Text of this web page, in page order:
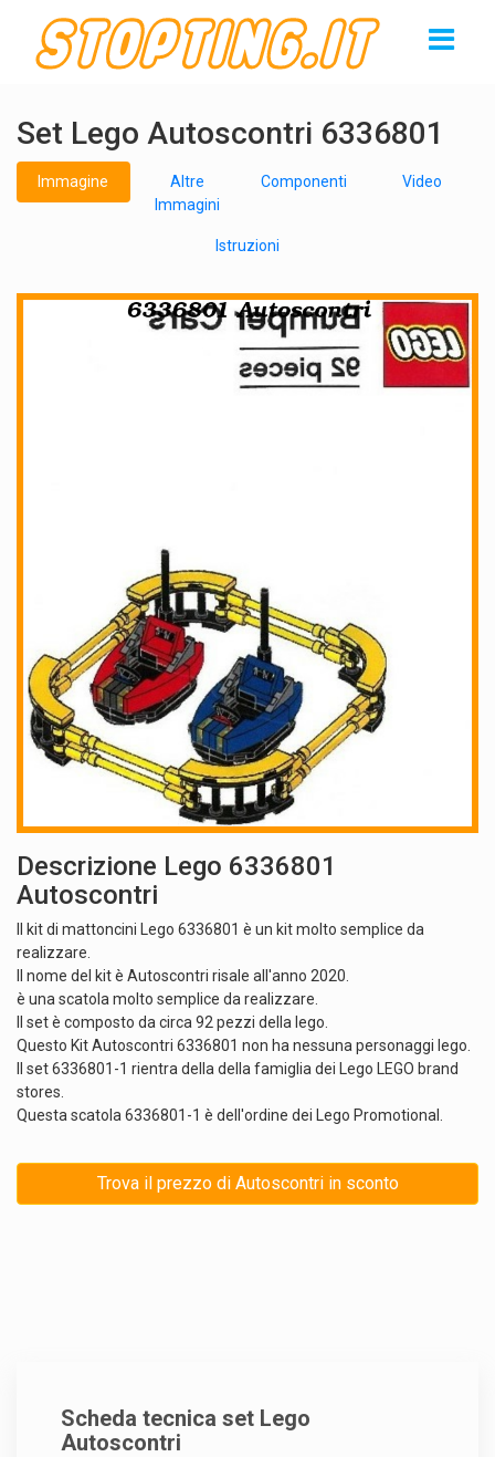
Set Lego Autoscontri 6336801
Immagine
Altre
Immagini
Componenti Video
Istruzioni
Descrizione Lego 6336801
Autoscontri
Il kit di mattoncini Lego 6336801 è un kit molto semplice da
realizzare.
Il nome del kit è Autoscontri risale all'anno 2020.
è una scatola molto semplice da realizzare.
Il set è composto da circa 92 pezzi della lego.
Questo Kit Autoscontri 6336801 non ha nessuna personaggi lego.
Il set 6336801-1 rientra della della famiglia dei Lego LEGO brand
stores.
Questa scatola 6336801-1 è dell'ordine dei Lego Promotional.
Trova il prezzo di Autoscontri in sconto
Scheda tecnica set Lego
Autoscontri